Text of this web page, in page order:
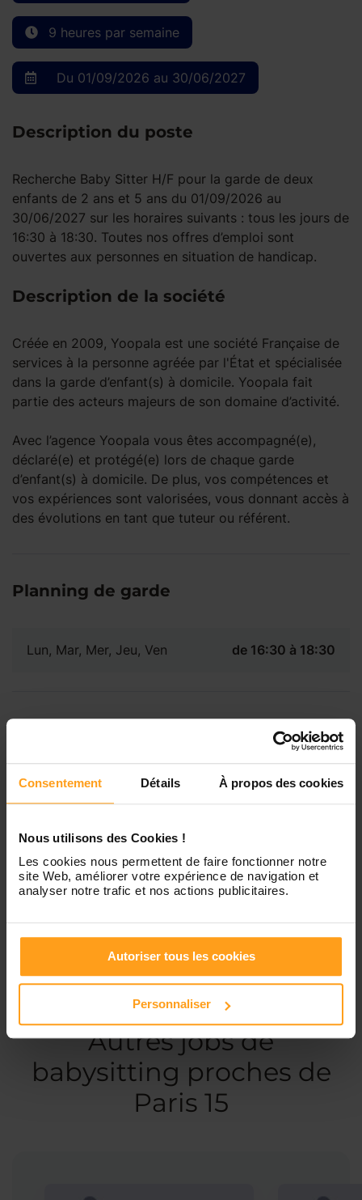
Consentement Détails À propos des cookies
Nous utilisons des Cookies !
Les cookies nous permettent de faire fonctionner notre
site Web, améliorer votre expérience de navigation et
analyser notre trafic et nos actions publicitaires.
Autoriser tous les cookies
Personnaliser
9 heures par semaine
Du 01/09/2026 au 30/06/2027
Description du poste
Recherche Baby Sitter H/F pour la garde de deux
enfants de 2 ans et 5 ans du 01/09/2026 au
30/06/2027 sur les horaires suivants : tous les jours de
16:30 à 18:30. Toutes nos offres d’emploi sont
ouvertes aux personnes en situation de handicap.
Description de la société
Créée en 2009, Yoopala est une société Française de
services à la personne agréée par l'État et spécialisée
dans la garde d’enfant(s) à domicile. Yoopala fait
partie des acteurs majeurs de son domaine d’activité.
Avec l’agence Yoopala vous êtes accompagné(e),
déclaré(e) et protégé(e) lors de chaque garde
d’enfant(s) à domicile. De plus, vos compétences et
vos expériences sont valorisées, vous donnant accès à
des évolutions en tant que tuteur ou référent.
Planning de garde
Lun, Mar, Mer, Jeu, Ven de 16:30 à 18:30
Paris 15 (75015).
Services proposés
Ces annonces pourraient vous intéresser
Autres jobs de
babysitting proches de
Paris 15